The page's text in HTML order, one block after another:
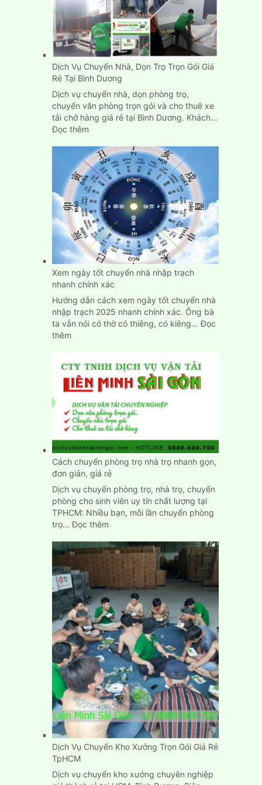
Dịch Vụ Chuyển Nhà, Dọn Trọ Trọn Gói Giá
Rẻ Tại Bình Dương
Dịch vụ chuyển nhà, dọn phòng trọ,
chuyển văn phòng trọn gói và cho thuê xe
tải chở hàng giá rẻ tại Bình Dương. Khách…
Đọc thêm:
Vụ
Chuyển
Nhà,
Dọn
Trọ
Trọn
Gói
Giá
Rẻ
Tại
Bình
Dương
Xem ngày tốt chuyển nhà nhập trạch
nhanh chính xác
Hướng dẫn cách xem ngày tốt chuyển nhà
nhập trạch 2025 nhanh chính xác. Ông bà
ta vẫn nói có thờ có thiêng, có kiêng…Đọc
thêm:
tốt
chuyển
nhà
nhập
trạch
nhanh
chính
xác
Cách chuyển phòng trọ nhà trọ nhanh gọn,
đơn giản, giá rẻ
Dịch vụ chuyển phòng trọ, nhà trọ, chuyển
phòng cho sinh viên uy tín chất lượng tại
TPHCM: Nhiều bạn, mỗi lần chuyển phòng
trọ…Đọc thêm:
chuyển
phòng
trọ
nhà
trọ
nhanh
gọn,
đơn
giản,
giá
Dịch Vụ Chuyển Kho Xưởng Trọn Gói Giá Rẻ
TpHCM
Dịch vụ chuyển kho xưởng chuyên nghiệp